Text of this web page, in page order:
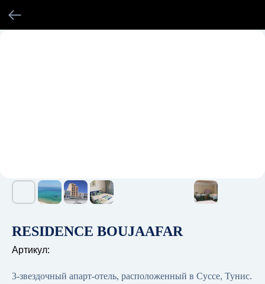
RESIDENCE BOUJAAFAR
Артикул:
3-звездочный апарт-отель, расположенный в Суссе, Тунис.